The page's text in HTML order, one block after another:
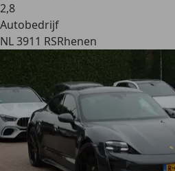
2,8
Autobedrijf
NL 3911 RSRhenen